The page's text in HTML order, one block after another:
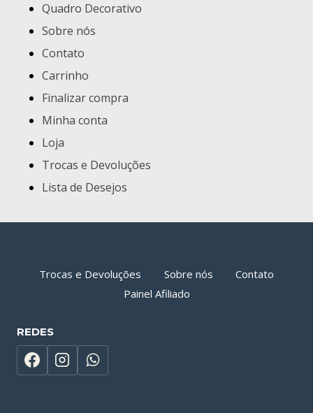
Quadro Decorativo
Sobre nós
Contato
Carrinho
Finalizar compra
Minha conta
Loja
Trocas e Devoluções
Lista de Desejos
Trocas e Devoluções Sobre nós
Contato
Painel Afiliado
REDES